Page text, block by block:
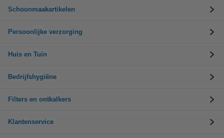
Schoonmaakartikelen
Persoonlijke verzorging
Huis en Tuin
Bedrijfshygiëne
Filters en ontkalkers
Klantenservice